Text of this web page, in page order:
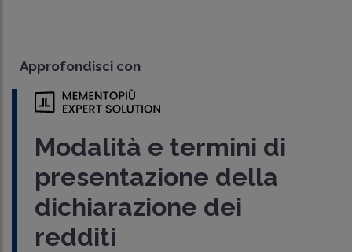
Approfondisci con
Modalità e termini di
presentazione della
dichiarazione dei
redditi